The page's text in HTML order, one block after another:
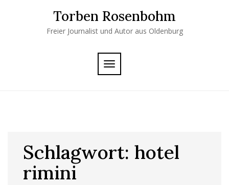
Torben Rosenbohm
Freier Journalist und Autor aus Oldenburg
TOGGLE
NAVIGATION
Schlagwort: hotel
rimini